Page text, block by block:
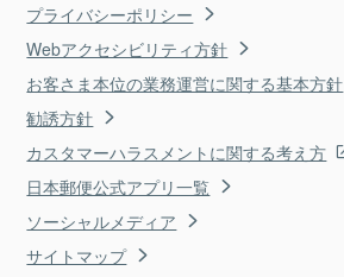
プライバシーポリシー
Webアクセシビリティ方針
お客さま本位の業務運営に関する基本方針
勧誘方針
カスタマーハラスメントに関する考え方
日本郵便公式アプリ一覧
ソーシャルメディア
サイトマップ